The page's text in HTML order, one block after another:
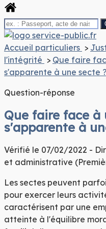
Accueil particuliers >
l'intégrité > Que faire
s'apparente à une secte ?
Question-réponse
Que faire face
s'apparente à
Vérifié le 07/02/2022 -
et administrative
Les sectes peuvent
pour exercer leurs
caractérisent par une
atteinte à l'équilibre